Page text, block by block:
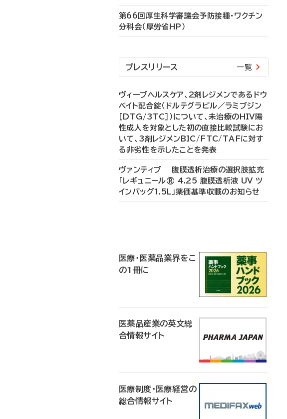
第66回厚生科学審議会予防接種・ワクチン
分科会（厚労省HP）
プレスリリース 一覧
ヴィーブヘルスケア、2剤レジメンであるドウ
ベイト配合錠（ドルテグラビル／ラミブジン
［DTG/3TC］）について、未治療のHIV陽
性成人を対象とした初の直接比較試験にお
いて、3剤レジメンBIC/FTC/TAFに対す
る非劣性を示したことを発表
ヴァンティブ 腹膜透析治療の選択肢拡充
「レギュニール® 4.25 腹膜透析液 UV ツ
インバッグ1.5L」薬価基準収載のお知らせ
医療・医薬品業界をこ
の1冊に
医薬品産業の英文総
合情報サイト
医療制度・医療経営の
総合情報サイト